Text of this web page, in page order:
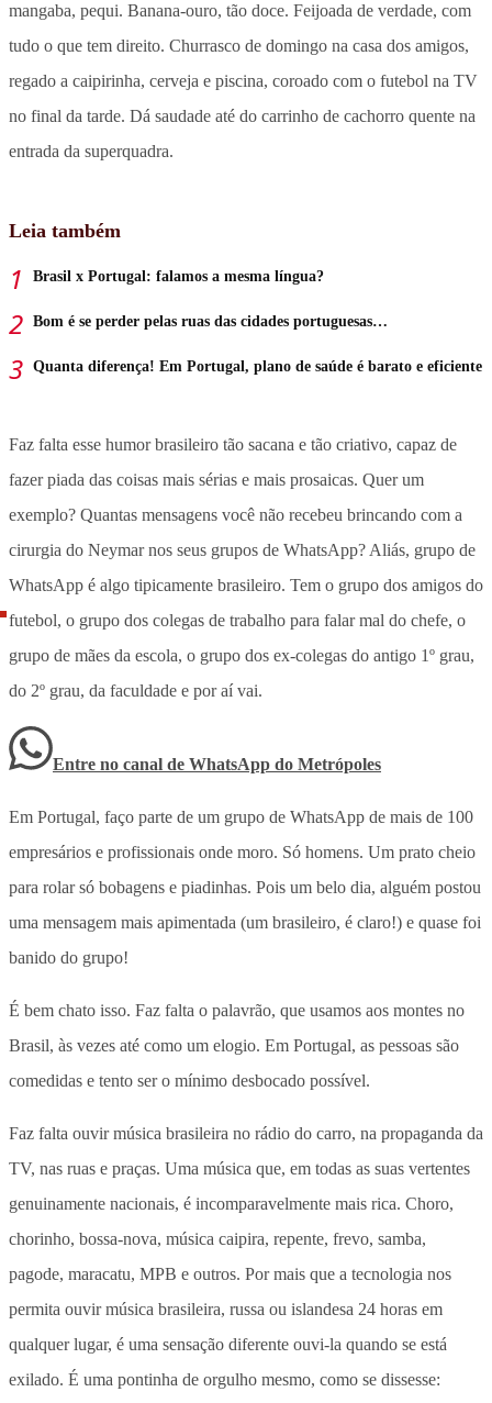
mangaba, pequi. Banana-ouro, tão doce. Feijoada de verdade, com
tudo o que tem direito. Churrasco de domingo na casa dos amigos,
regado a caipirinha, cerveja e piscina, coroado com o futebol na TV
no final da tarde. Dá saudade até do carrinho de cachorro quente na
entrada da superquadra.
Leia também
Brasil x Portugal: falamos a mesma língua?
Bom é se perder pelas ruas das cidades portuguesas…
Quanta diferença! Em Portugal, plano de saúde é barato e eficiente
Faz falta esse humor brasileiro tão sacana e tão criativo, capaz de
fazer piada das coisas mais sérias e mais prosaicas. Quer um
exemplo? Quantas mensagens você não recebeu brincando com a
cirurgia do Neymar nos seus grupos de WhatsApp? Aliás, grupo de
WhatsApp é algo tipicamente brasileiro. Tem o grupo dos amigos do
futebol, o grupo dos colegas de trabalho para falar mal do chefe, o
grupo de mães da escola, o grupo dos ex-colegas do antigo 1º grau,
do 2º grau, da faculdade e por aí vai.
Entre no canal de WhatsApp do Metrópoles
Em Portugal, faço parte de um grupo de WhatsApp de mais de 100
empresários e profissionais onde moro. Só homens. Um prato cheio
para rolar só bobagens e piadinhas. Pois um belo dia, alguém postou
uma mensagem mais apimentada (um brasileiro, é claro!) e quase foi
banido do grupo!
É bem chato isso. Faz falta o palavrão, que usamos aos montes no
Brasil, às vezes até como um elogio. Em Portugal, as pessoas são
comedidas e tento ser o mínimo desbocado possível.
Faz falta ouvir música brasileira no rádio do carro, na propaganda da
TV, nas ruas e praças. Uma música que, em todas as suas vertentes
genuinamente nacionais, é incomparavelmente mais rica. Choro,
chorinho, bossa-nova, música caipira, repente, frevo, samba,
pagode, maracatu, MPB e outros. Por mais que a tecnologia nos
permita ouvir música brasileira, russa ou islandesa 24 horas em
qualquer lugar, é uma sensação diferente ouvi-la quando se está
exilado. É uma pontinha de orgulho mesmo, como se dissesse: